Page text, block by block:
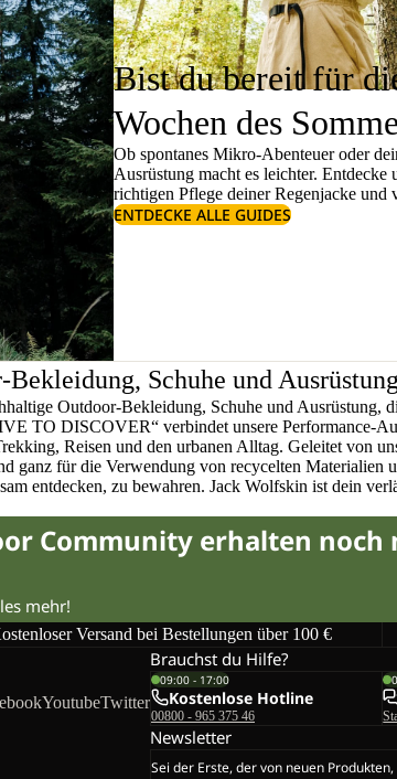
Bist du bereit für
Wochen des
Ob spontanes Mikro-Abenteuer oder
Ausrüstung macht es leichter. Entdecke
richtigen Pflege deiner Regenjackeund
ENTDECKE ALLE GUIDES
Schuhe und Ausrüstung
Outdoor-Bekleidung, Schuhe und Ausrüstung,
TO DISCOVER“ verbindet unsere Performance-
Reisen und den urbanen Alltag. Geleitet von
ganz für die Verwendung von recycelten Materialien
entdecken, zu bewahren. Jack Wolfskin ist dein
Community erhalten noch
mehr!
Versand bei Bestellungen über 100 €
YoutubeTwitter
Brauchst du Hilfe?
09:00 - 17:00
Kostenlose Hotline
00800 - 965 375 46
Newsletter
Sei der Erste, der von neuen